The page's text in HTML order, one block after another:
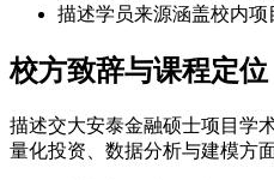
描述学员来源涵盖校内项
校方致辞与课程定位
描述交大安泰金融硕士项目学
量化投资、数据分析与建模方